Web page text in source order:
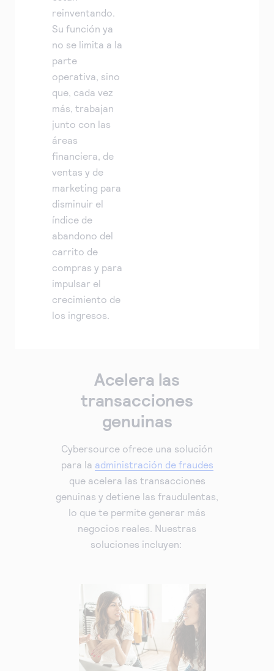
reinventando.
Su función ya
no se limita a la
parte
operativa, sino
que, cada vez
más, trabajan
junto con las
áreas
financiera, de
ventas y de
marketing para
disminuir el
índice de
abandono del
carrito de
compras y para
impulsar el
crecimiento de
los ingresos.
Acelera las
transacciones
genuinas
Cybersource ofrece una solución
para la administración de fraudes
que acelera las transacciones
genuinas y detiene las fraudulentas,
lo que te permite generar más
negocios reales. Nuestras
soluciones incluyen: